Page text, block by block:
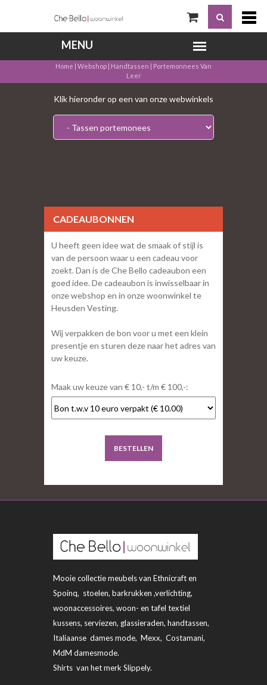
Home | Webshop | Handtassen | Portemonnees Van
Leer
Klik hieronder op een van onze webwinkels
CADEAUBONNEN
U heeft geen idee wat de smaak of stijl is
van de persoon waar u een cadeau voor
zoekt. Dan is de Che Bello cadeaubon een
goed idee. De cadeaubon is inwisselbaar in
onze webshop en in onze woonwinkel te
Heusden Vesting.
Wij verpakken de bon voor u met een klein
presentje en sturen deze naar het adres van
uw keuze.
Maak uw keuze van € 10,- t/m € 100,-:
BESTELLEN
Mooie collectie meubels van Ethnicraft en
Spoinq, stoelen, barkrukken ,verlichting,
woonaccessoires, woon- en tafel textiel
kussens, serviezen, glassieraden, handtassen,
Italiaanse dames mode, Mexx, Costamani,
MdM damesmode.
Shirts van het merk Slippely.